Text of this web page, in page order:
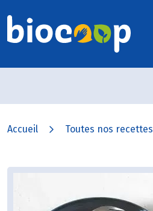
Accueil Toutes nos recettes